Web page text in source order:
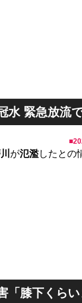
水 緊急放流
■
が氾濫したとの
「膝下くら